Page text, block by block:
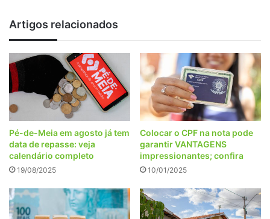
Artigos relacionados
Pé-de-Meia em agosto já tem
data de repasse: veja
calendário completo
19/08/2025
Colocar o CPF na nota pode
garantir VANTAGENS
impressionantes; confira
10/01/2025